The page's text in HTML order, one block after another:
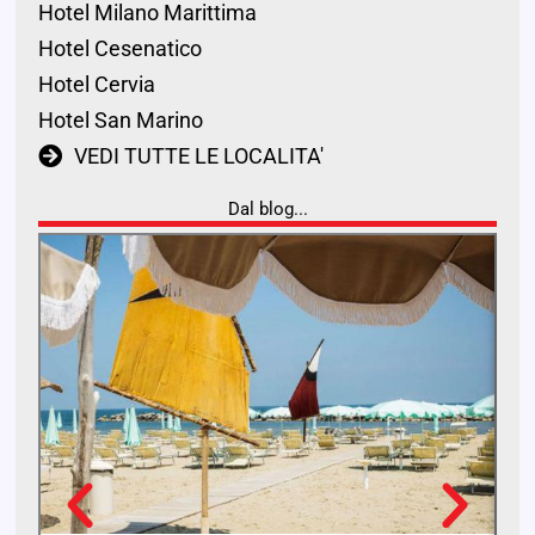
Hotel Milano Marittima
Hotel Cesenatico
Hotel Cervia
Hotel San Marino
VEDI TUTTE LE LOCALITA'
Dal blog...